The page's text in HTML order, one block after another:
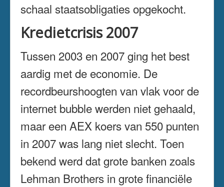
schaal staatsobligaties opgekocht.
Kredietcrisis 2007
Tussen 2003 en 2007 ging het best
aardig met de economie. De
recordbeurshoogten van vlak voor de
internet bubble werden niet gehaald,
maar een AEX koers van 550 punten
in 2007 was lang niet slecht. Toen
bekend werd dat grote banken zoals
Lehman Brothers in grote financiële